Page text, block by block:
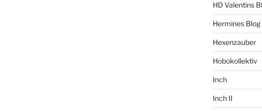
HD Valentins
Hermines Blog
Hexenzauber
Hobokollektiv
Inch
Inch II